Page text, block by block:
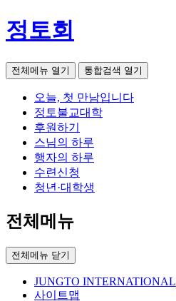
정토회
전체메뉴 열기 통합검색 열기
오늘, 첫 만남입니다
정토불교대학
후원하기
스님의 하루
행자의 하루
수련신청
청년·대학생
전체메뉴
전체메뉴 닫기
JUNGTO INTERNATIONAL
사이트맵